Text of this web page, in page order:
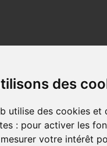
des
utilise des cookies
: pour activer les
votre intérêt
À VIDE / POMPES À